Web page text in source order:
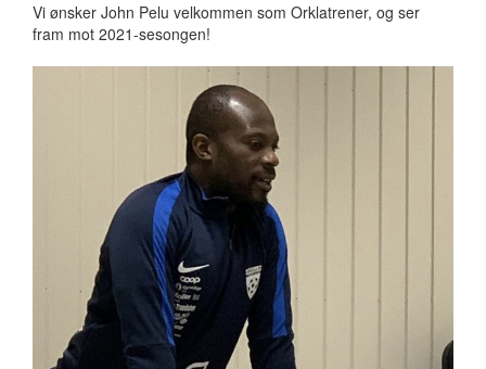
Vi ønsker John Pelu velkommen som Orklatrener, og ser
fram mot 2021-sesongen!